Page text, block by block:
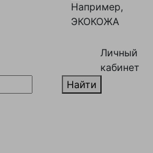
Например,
ЭКОКОЖА
Личный
кабинет
Найти